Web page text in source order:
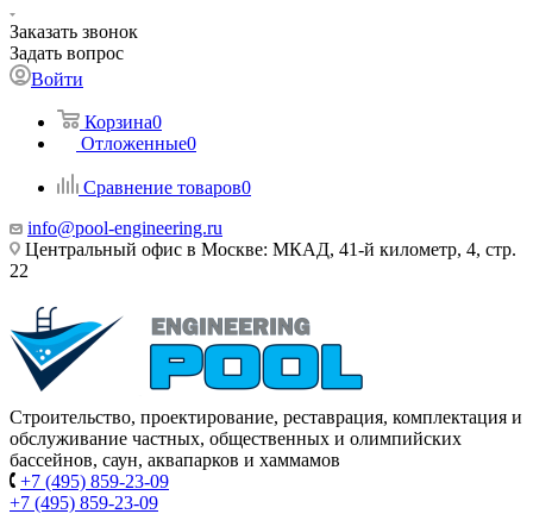
Заказать звонок
Задать вопрос
Войти
Корзина0
Отложенные0
Сравнение товаров0
info@pool-engineering.ru
Центральный офис в Москве: МКАД, 41-й километр, 4, стр.
22
Строительство, проектирование, реставрация, комплектация и
обслуживание частных, общественных и олимпийских
бассейнов, саун, аквапарков и хаммамов
+7 (495) 859-23-09
+7 (495) 859-23-09